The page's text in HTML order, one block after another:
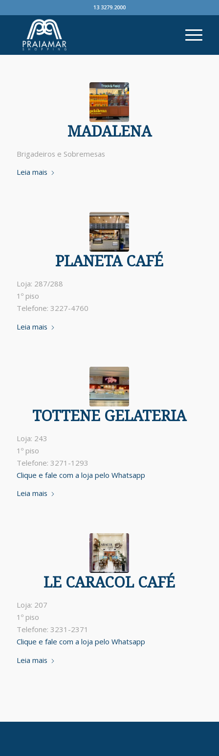
13 3279.2000
MADALENA
Brigadeiros e Sobremesas
Leia mais
PLANETA CAFÉ
Loja: 287/288
1º piso
Telefone: 3227-4760
Leia mais
TOTTENE GELATERIA
Loja: 243
1º piso
Telefone: 3271-1293
Clique e fale com a loja pelo Whatsapp
Leia mais
LE CARACOL CAFÉ
Loja: 207
1º piso
Telefone: 3231-2371
Clique e fale com a loja pelo Whatsapp
Leia mais